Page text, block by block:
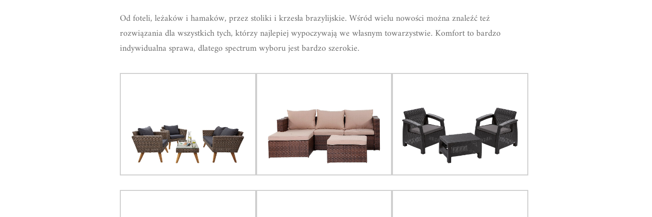
Od foteli, leżaków i hamaków, przez stoliki i krzesła brazylijskie. Wśród wielu nowości można znaleźć też
rozwiązania dla wszystkich tych, którzy najlepiej wypoczywają we własnym towarzystwie. Komfort to bardzo
indywidualna sprawa, dlatego spectrum wyboru jest bardzo szerokie.